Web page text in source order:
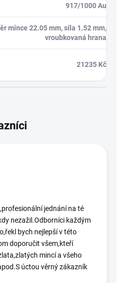
917/1000 Au
mince 22.05 mm, síla 1.52 mm,
vroubkovaná hrana
21235 Kč
jednání na té
nezažil.Odborníci každým
bych nejlepší v této
doporučit všem,kteří
mincí a všeho
úctou věrný zákazník